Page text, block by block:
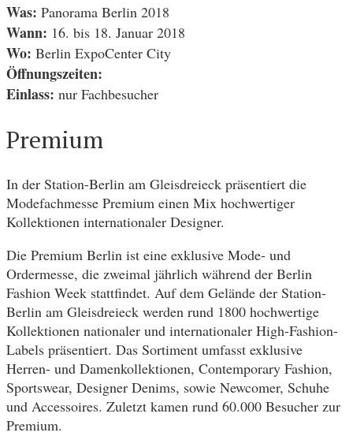
Was: Panorama Berlin 2018
Wann: 16. bis 18. Januar 2018
Wo: Berlin ExpoCenter City
Öffnungszeiten:
Einlass: nur Fachbesucher
Premium
In der Station-Berlin am Gleisdreieck präsentiert die
Modefachmesse Premium einen Mix hochwertiger
Kollektionen internationaler Designer.
Die Premium Berlin ist eine exklusive Mode- und
Ordermesse, die zweimal jährlich während der Berlin
Fashion Week stattfindet. Auf dem Gelände der Station-
Berlin am Gleisdreieck werden rund 1800 hochwertige
Kollektionen nationaler und internationaler High-Fashion-
Labels präsentiert. Das Sortiment umfasst exklusive
Herren- und Damenkollektionen, Contemporary Fashion,
Sportswear, Designer Denims, sowie Newcomer, Schuhe
und Accessoires. Zuletzt kamen rund 60.000 Besucher zur
Premium.